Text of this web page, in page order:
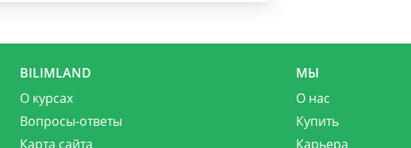
BILIMLAND
О курсах
Вопросы-ответы
Карта сайта
МЫ
О нас
Купить
Карьера